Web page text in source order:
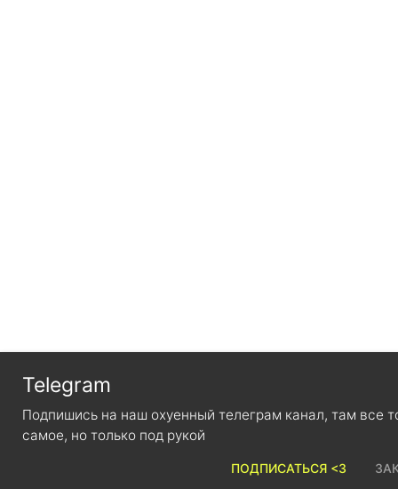
Telegram
Подпишись на наш охуенный телеграм канал, там все
самое, но только под рукой
ПОДПИСАТЬСЯ <3